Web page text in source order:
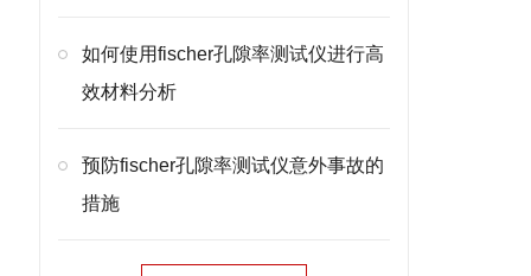
如何使用fischer孔隙率测试仪进行高
效材料分析
预防fischer孔隙率测试仪意外事故的
措施